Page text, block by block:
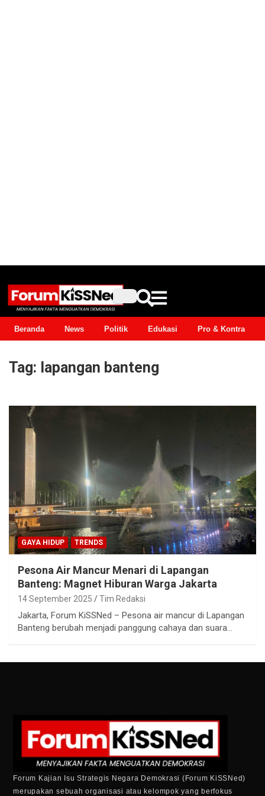
Beranda News Politik Edukasi Pro & Kontra
Tag: lapangan banteng
GAYA HIDUP TRENDS
Pesona Air Mancur Menari di Lapangan
Banteng: Magnet Hiburan Warga Jakarta
14 September 2025 Tim Redaksi
Jakarta, Forum KiSSNed – Pesona air mancur di Lapangan
Banteng berubah menjadi panggung cahaya dan suara…
Forum Kajian Isu Strategis Negara Demokrasi (Forum KiSSNed)
merupakan sebuah organisasi atau kelompok yang berfokus